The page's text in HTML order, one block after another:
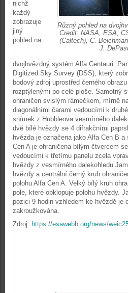
Různý pohled na
Credit: NASA, ESA,
(Caltech), C.
J.
nichž
každý
zobrazuje
jiný
pohled na
dvojhvězdný systém Alfa Centauri.
Digitized Sky Survey (DSS), který
bodový zdroj uprostřed černého
rozptýlenými po celé ploše. Samotný
ohraničen svislým rámečkem, mírně
diagonálními čarami vedoucími k
snímek z Hubbleova vesmírného
dvě bílé hvězdy se 4 difrakčními
hvězda je označena jako Alfa Cen B
Cen A je ohraničena bílým čtvercem
vedoucími k třetímu panelu zcela
hvězdy z vesmírného dalekohledu
hvězdy a centrální černý kruh
polohu Alfa Cen A. Velký bílý kruh
pole, které obklopuje polohu hvězdy.
pozici 9 hodin vzhledem ke hvězdě je
zakroužkována.
Zdroj: https://esawebb.org/news/